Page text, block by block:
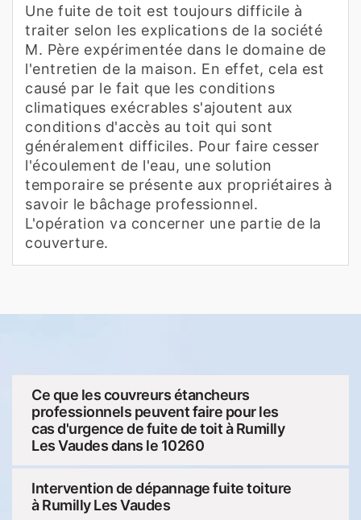
Une fuite de toit est toujours difficile à
traiter selon les explications de la société
M. Père expérimentée dans le domaine de
l'entretien de la maison. En effet, cela est
causé par le fait que les conditions
climatiques exécrables s'ajoutent aux
conditions d'accès au toit qui sont
généralement difficiles. Pour faire cesser
l'écoulement de l'eau, une solution
temporaire se présente aux propriétaires à
savoir le bâchage professionnel.
L'opération va concerner une partie de la
couverture.
Ce que les couvreurs étancheurs
professionnels peuvent faire pour les
cas d'urgence de fuite de toit à Rumilly
Les Vaudes dans le 10260
Intervention de dépannage fuite toiture
à Rumilly Les Vaudes